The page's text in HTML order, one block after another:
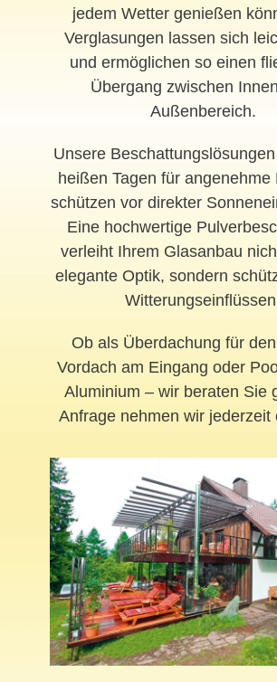
jedem Wetter genießen
Verglasungen lassen sich
und ermöglichen so einen
Übergang zwischen
Außenbereich.
Unsere
heißen Tagen für angenehme
schützen vor direkter
Eine hochwertige
verleiht Ihrem Glasanbau
elegante Optik, sondern
Ob als Überdachung für
Vordach am Eingang oder
Aluminium – wir beraten Sie
Anfrage nehmen wir jederzeit